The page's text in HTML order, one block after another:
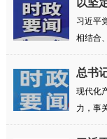
以坚
习近平
相结合
总书
业...
现代化
力，事